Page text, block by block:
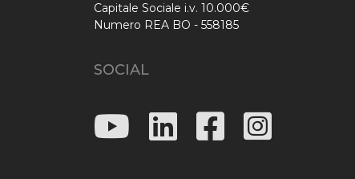
Capitale Sociale i.v. 10.000€
Numero REA BO - 558185
SOCIAL